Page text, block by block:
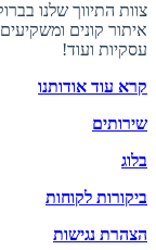
צוות התיווך שלנו
איתור קונים
עסקיות ועוד!
קרא עוד אודותנו
שירותים
בלוג
ביקורות לקוחות
הצהרת נגישות